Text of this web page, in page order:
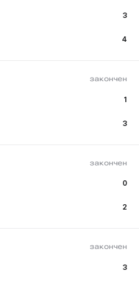
3
4
закончен
1
3
закончен
0
2
закончен
3